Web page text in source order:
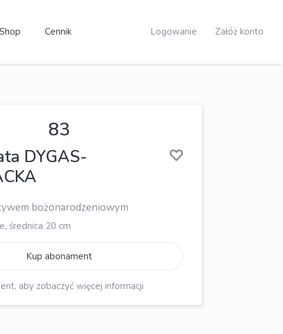
Shop Cennik Logowanie Załóż konto
83
DYGAS-
bożonarodzeniowym
średnica 20 cm
Kup abonament
aby zobaczyć więcej informacji